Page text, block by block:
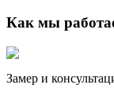
Как мы
Замер и